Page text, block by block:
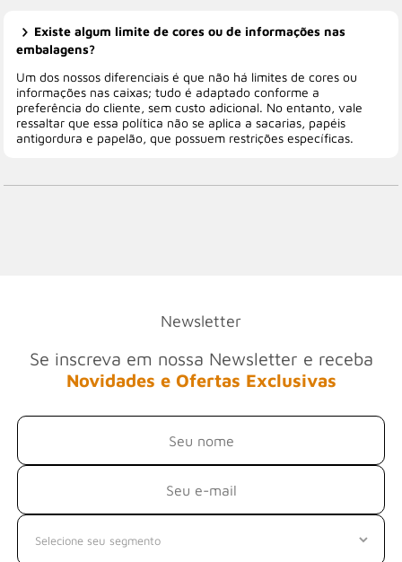
Existe algum limite de cores ou de informações nas
embalagens?
Um dos nossos diferenciais é que não há limites de cores ou
informações nas caixas; tudo é adaptado conforme a
preferência do cliente, sem custo adicional. No entanto, vale
ressaltar que essa política não se aplica a sacarias, papéis
antigordura e papelão, que possuem restrições específicas.
Newsletter
Se inscreva em nossa Newsletter e receba
Novidades e Ofertas Exclusivas